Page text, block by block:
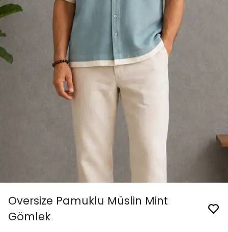
Oversize Pamuklu Müslin Mint
Gömlek